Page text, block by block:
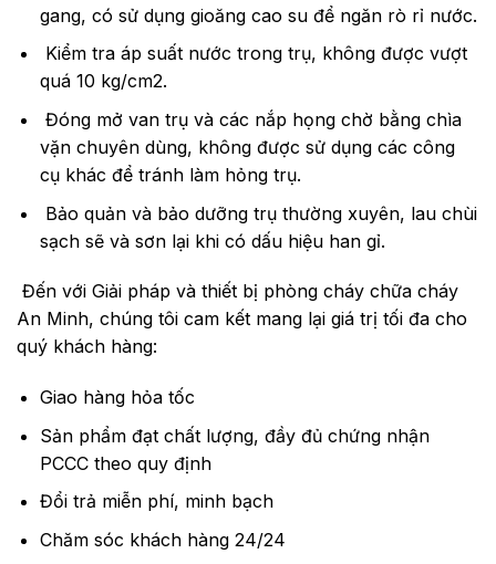
gang, có sử dụng gioăng cao su để ngăn rò rỉ nước.
Kiểm tra áp suất nước trong trụ, không được vượt
quá 10 kg/cm2.
Đóng mở van trụ và các nắp họng chờ bằng chìa
vặn chuyên dùng, không được sử dụng các công
cụ khác để tránh làm hỏng trụ.
Bảo quản và bảo dưỡng trụ thường xuyên, lau chùi
sạch sẽ và sơn lại khi có dấu hiệu han gỉ.
Đến với Giải pháp và thiết bị phòng cháy chữa cháy
An Minh, chúng tôi cam kết mang lại giá trị tối đa cho
quý khách hàng:
Giao hàng hỏa tốc
Sản phẩm đạt chất lượng, đầy đủ chứng nhận
PCCC theo quy định
Đổi trả miễn phí, minh bạch
Chăm sóc khách hàng 24/24